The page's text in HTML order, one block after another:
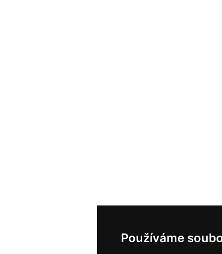
Používáme